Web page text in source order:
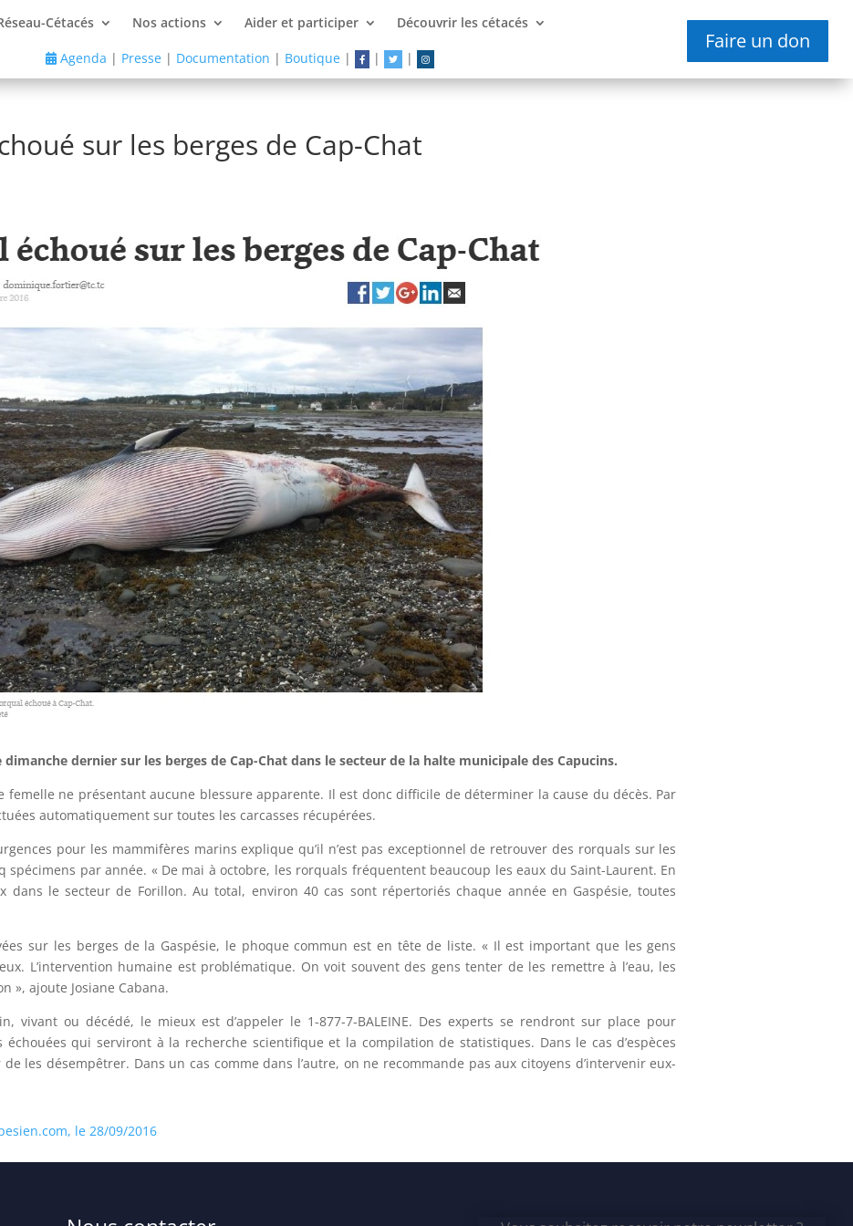
Cétacés Nos actions Aider et participer Découvrir les cétacés
Agenda | Presse| Documentation | Boutique| | |
Faire un don
sur les berges de Cap-Chat
dernier sur les berges de Cap-Chat dans le secteur de la halte municipale des Capucins.
ne présentant aucune blessure apparente. Il est donc difficile de déterminer la cause du décès. Par
automatiquement sur toutes les carcasses récupérées.
pour les mammifères marins explique qu’il n’est pas exceptionnel de retrouver des rorquals sur les
spécimens par année. « De mai à octobre, les rorquals fréquentent beaucoup les eaux du Saint-Laurent. En
dans le secteur de Forillon. Au total, environ 40 cas sont répertoriés chaque année en Gaspésie, toutes
sur les berges de la Gaspésie, le phoque commun est en tête de liste. « Il est important que les gens
L’intervention humaine est problématique. On voit souvent des gens tenter de les remettre à l’eau, les
», ajoute Josiane Cabana.
vivant ou décédé, le mieux est d’appeler le 1-877-7-BALEINE. Des experts se rendront sur place pour
qui serviront à la recherche scientifique et la compilation de statistiques. Dans le cas d’espèces
les désempêtrer. Dans un cas comme dans l’autre, on ne recommande pas aux citoyens d’intervenir eux-
le 28/09/2016